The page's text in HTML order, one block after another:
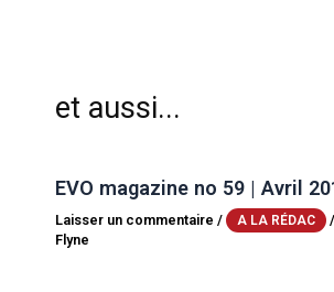
et aussi...
EVO magazine no 59 | Avril
Laisser un commentaire / A LA RÉDAC /
Flyne